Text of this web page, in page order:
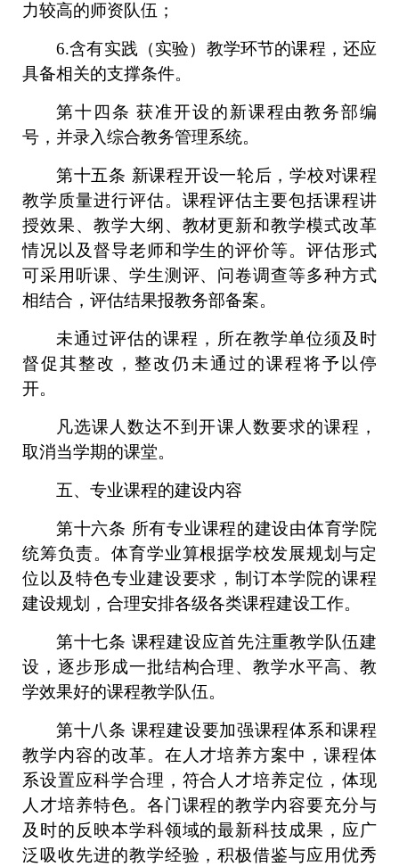
力较高的师资队伍；
6.含有实践（实验）教学环节的课程，还应
具备相关的支撑条件。
第十四条 获准开设的新课程由教务部编
号，并录入综合教务管理系统。
第十五条 新课程开设一轮后，学校对课程
教学质量进行评估。课程评估主要包括课程讲
授效果、教学大纲、教材更新和教学模式改革
情况以及督导老师和学生的评价等。评估形式
可采用听课、学生测评、问卷调查等多种方式
相结合，评估结果报教务部备案。
未通过评估的课程，所在教学单位须及时
督促其整改，整改仍未通过的课程将予以停
开。
凡选课人数达不到开课人数要求的课程，
取消当学期的课堂。
五、专业课程的建设内容
第十六条 所有专业课程的建设由体育学院
统筹负责。体育学业算根据学校发展规划与定
位以及特色专业建设要求，制订本学院的课程
建设规划，合理安排各级各类课程建设工作。
第十七条 课程建设应首先注重教学队伍建
设，逐步形成一批结构合理、教学水平高、教
学效果好的课程教学队伍。
第十八条 课程建设要加强课程体系和课程
教学内容的改革。在人才培养方案中，课程体
系设置应科学合理，符合人才培养定位，体现
人才培养特色。各门课程的教学内容要充分与
及时的反映本学科领域的最新科技成果，应广
泛吸收先进的教学经验，积极借鉴与应用优秀